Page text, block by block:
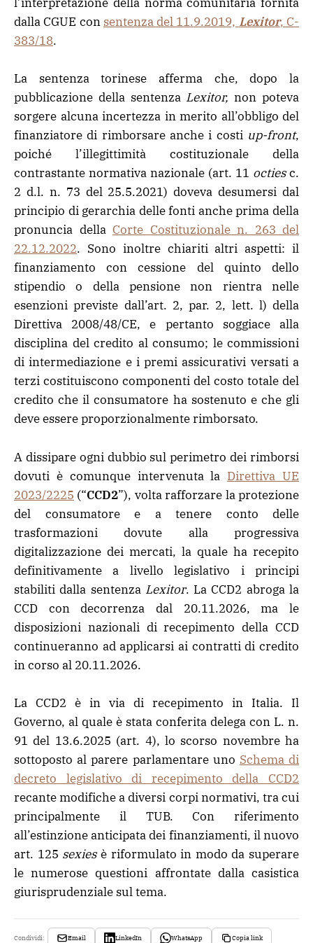
dalla CGUE con sentenza del 11.9.2019, Lexitor, C-
383/18.
La sentenza torinese afferma che, dopo la
pubblicazione della sentenza Lexitor, non poteva
sorgere alcuna incertezza in merito all’obbligo del
finanziatore di rimborsare anche i costi up-front,
poiché l’illegittimità costituzionale della
contrastante normativa nazionale (art. 11 octiesc.
2 d.l. n. 73 del 25.5.2021) doveva desumersi dal
principio di gerarchia delle fonti anche prima della
pronuncia della Corte Costituzionale n. 263 del
22.12.2022. Sono inoltre chiariti altri aspetti: il
finanziamento con cessione del quinto dello
stipendio o della pensione non rientra nelle
esenzioni previste dall’art. 2, par. 2, lett. l) della
Direttiva 2008/48/CE, e pertanto soggiace alla
disciplina del credito al consumo; le commissioni
di intermediazione e i premi assicurativi versati a
terzi costituiscono componenti del costo totale del
credito che il consumatore ha sostenuto e che gli
deve essere proporzionalmente rimborsato.
A dissipare ogni dubbio sul perimetro dei rimborsi
dovuti è comunque intervenuta la Direttiva UE
2023/2225 (“CCD2”), volta rafforzare la protezione
del consumatore e a tenere conto delle
trasformazioni dovute alla progressiva
digitalizzazione dei mercati, la quale ha recepito
definitivamente a livello legislativo i principi
stabiliti dalla sentenza Lexitor. La CCD2 abroga la
CCD con decorrenza dal 20.11.2026, ma le
disposizioni nazionali di recepimento della CCD
continueranno ad applicarsi ai contratti di credito
in corso al 20.11.2026.
La CCD2 è in via di recepimento in Italia. Il
Governo, al quale è stata conferita delega con L. n.
91 del 13.6.2025 (art. 4), lo scorso novembre ha
sottoposto al parere parlamentare uno Schema di
decreto legislativo di recepimento della CCD2
recante modifiche a diversi corpi normativi, tra cui
principalmente il TUB. Con riferimento
all’estinzione anticipata dei finanziamenti, il nuovo
art. 125 sexiesè riformulato in modo da superare
le numerose questioni affrontate dalla casistica
giurisprudenziale sul tema.
Condividi: Email LinkedIn WhatsApp Copia link